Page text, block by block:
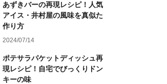
あずきバーの再現レシピ！人気
アイス・井村屋の風味を真似た
作り方
2024/07/14
ポテサラパケットディッシュ再
現レシピ！自宅でびっくりドン
キーの味